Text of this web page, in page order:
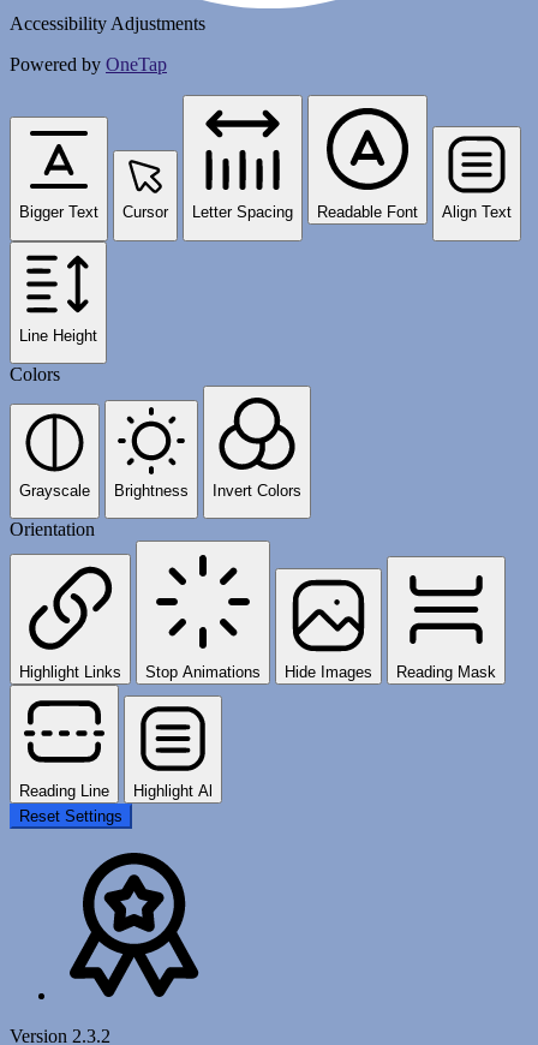
Accessibility Adjustments
Powered by OneTap
Bigger Text Cursor Letter Spacing Readable Font Align Text
Line Height
Colors
Grayscale Brightness Invert Colors
Orientation
Highlight Links Stop Animations Hide Images Reading Mask
Reading Line
Highlight Al
Reset Settings
Version 2.3.2